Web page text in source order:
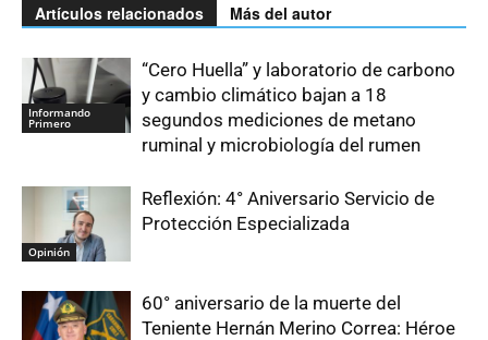
Artículos relacionados Más del autor
Informando
Primero
“Cero Huella” y laboratorio de carbono
y cambio climático bajan a 18
segundos mediciones de metano
ruminal y microbiología del rumen
Opinión
Reflexión: 4° Aniversario Servicio de
Protección Especializada
60° aniversario de la muerte del
Teniente Hernán Merino Correa: Héroe